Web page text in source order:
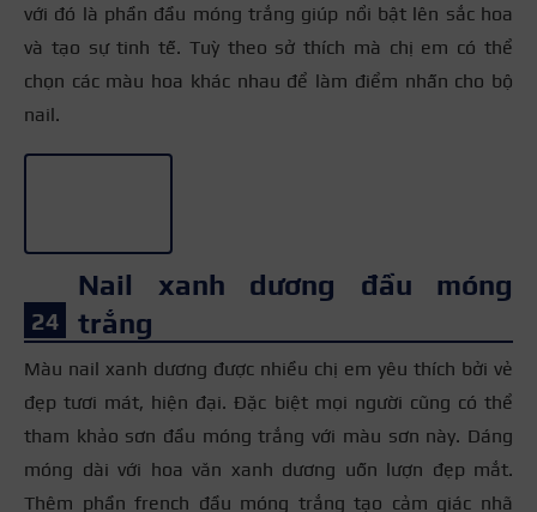
với đó là phần đầu móng trắng giúp nổi bật lên sắc hoa
và tạo sự tinh tế. Tuỳ theo sở thích mà chị em có thể
chọn các màu hoa khác nhau để làm điểm nhấn cho bộ
nail.
Nail xanh dương đầu móng
trắng
Màu nail xanh dương được nhiều chị em yêu thích bởi vẻ
đẹp tươi mát, hiện đại. Đặc biệt mọi người cũng có thể
tham khảo sơn đầu móng trắng với màu sơn này. Dáng
móng dài với hoa văn xanh dương uốn lượn đẹp mắt.
Thêm phần french đầu móng trắng tạo cảm giác nhã